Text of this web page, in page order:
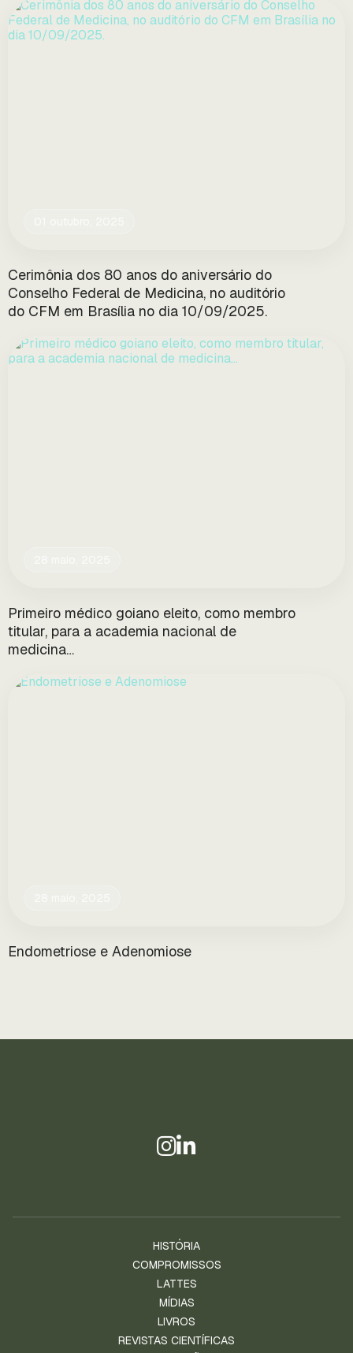
Cerimônia dos 80 anos do aniversário do
Conselho Federal de Medicina, no auditório
do CFM em Brasília no dia 10/09/2025.
Primeiro médico goiano eleito, como membro
titular, para a academia nacional de
medicina…
Endometriose e Adenomiose
HISTÓRIA
COMPROMISSOS
LATTES
MÍDIAS
LIVROS
REVISTAS CIENTÍFICAS